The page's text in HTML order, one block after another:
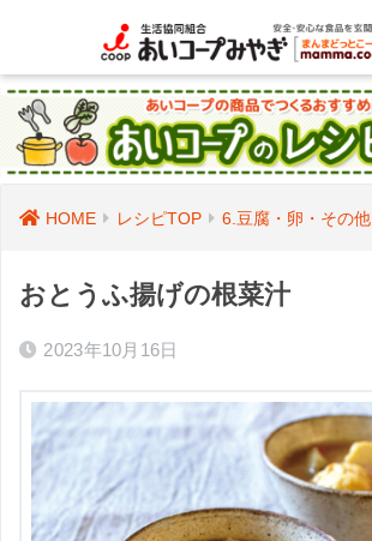
HOME レシピTOP 6.豆腐・卵・その他
おとうふ揚げの根菜汁
2023年10月16日